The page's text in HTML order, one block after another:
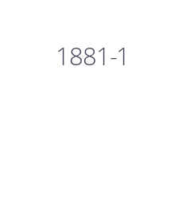
1881-1